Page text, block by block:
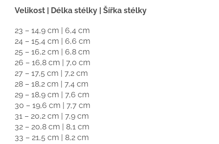
Velikost | Délka stélky | Šířka stélky
23 – 14,9 cm | 6,4 cm
24 – 15,4 cm | 6,6 cm
25 – 16,2 cm | 6,8 cm
26 – 16,8 cm | 7,0 cm
27 – 17,5 cm | 7,2 cm
28 – 18,2 cm | 7,4 cm
29 – 18,9 cm | 7,6 cm
30 – 19,6 cm | 7,7 cm
31 – 20,2 cm | 7,9 cm
32 – 20,8 cm | 8,1 cm
33 – 21,5 cm | 8,2 cm